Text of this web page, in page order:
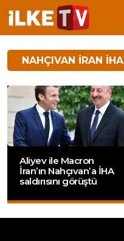
NAHÇIVAN IRAN IHA
Aliyev ile Macron
İran’ın Nahçıvan’a İHA
saldırısını görüştü